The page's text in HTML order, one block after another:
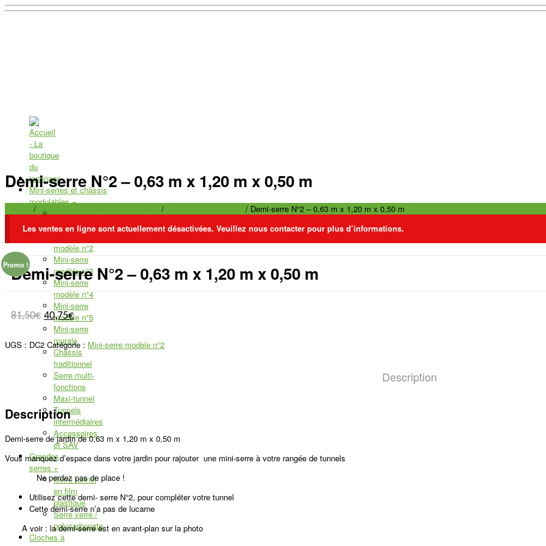
Mini-serres et châssis
modulables+
Mini-serre
modèle n°1
Mini-serre
modèle n°2
Mini-serre
modèle n°3
Mini-serre
modèle n°4
Mini-serre
modèle n°5
Mini-serre
murale
Châssis
traditionnel
Serre multi-
fonctions
Maxi-tunnel
Tunnels
intermédiaires
Accessoires
et SAV
Grandes
serres +
Serre tunnel
en film
plastique
Serre verre /
polycarbonate
Cloches à
Demi-serre N°2 – 0,63 m x 1,20 m x 0,50 m
/ Mini-serres et châssis modulables /
/ Demi-serre N°2 – 0,63 m x 1,20 m x 0,50 m
Les ventes en ligne sont actuellement désactivées. Veuillez nous contacter pour plus d’informations.
Promo !
Demi-serre N°2 – 0,63 m x 1,20 m x 0,50 m
81,50€ 40,75€
UGS : DC2 Catégorie : Mini-serre modèle n°2
Description
Description
Demi-serre de jardin de 0,63 m x 1,20 m x 0,50 m
Vous manquez d’espace dans votre jardin pour rajouter une mini-serre à votre rangée de tunnels
Ne perdez pas de place !
Utilisez cette demi- serre N°2, pour compléter votre tunnel
Cette demi-serre n’a pas de lucarne
A voir : la demi-serre est en avant-plan sur la photo